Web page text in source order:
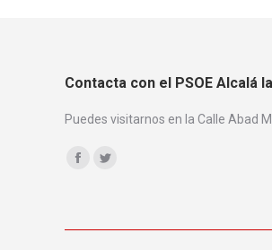
Contacta con el PSOE Alcalá
Puedes visitarnos en la Calle Abad
Encuéntranos en: